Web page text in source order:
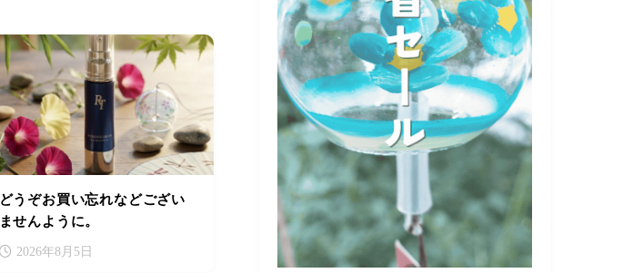
どうぞお買い忘れなどござい
ませんように。
2026年8月5日